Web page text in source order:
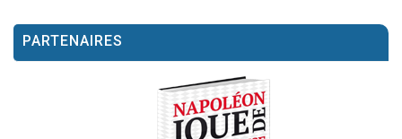
PARTENAIRES